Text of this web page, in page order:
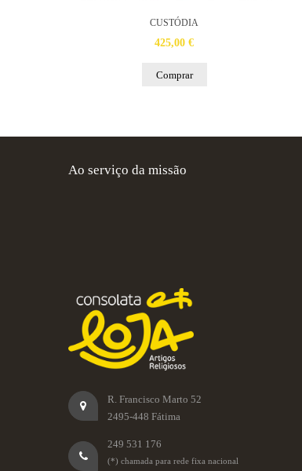
CUSTÓDIA
425,00 €
Comprar
Ao serviço da missão
R. Francisco Marto 52
2495-448 Fátima
249 531 176
(*) chamada para rede fixa nacional